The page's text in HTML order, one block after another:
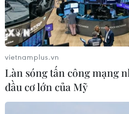
Ai Cập mở cửa đón
lăng mộ cổ sau 20 năm
vietnamplus.vn
Làn sóng tấn công mạng
đầu cơ lớn của Mỹ